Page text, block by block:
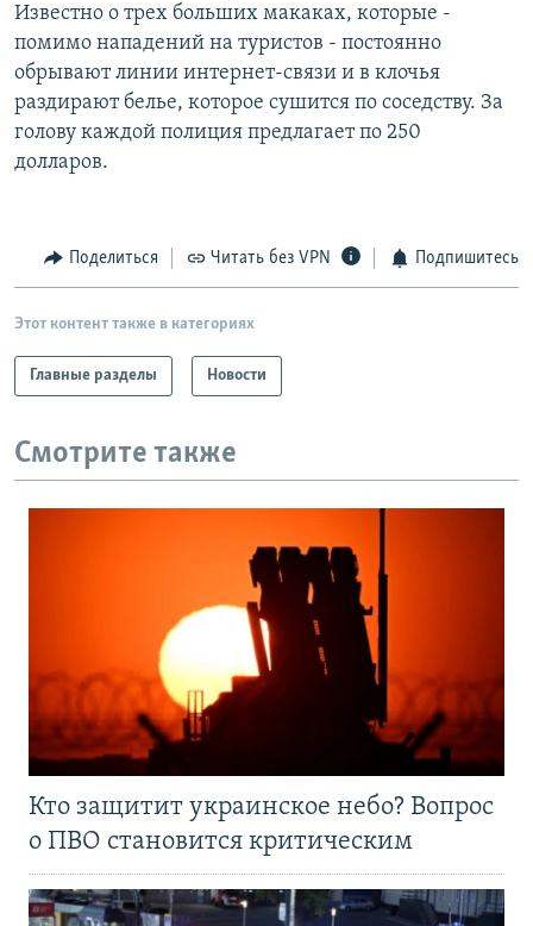
ПОДПИШИТЕСЬ НА РАССЫЛКУ
СОЦИАЛЬНЫЕ СЕТИ
Все сайты РСЕ/РС
Известно о трех больших макаках, которые -
помимо нападений на туристов - постоянно
обрывают линии интернет-связи и в клочья
раздирают белье, которое сушится по соседству. За
голову каждой полиция предлагает по 250
долларов.
Поделиться Читать без VPN Подпишитесь
Этот контент также в категориях
Главные разделы Новости
Смотрите также
Кто защитит украинское небо? Вопрос
о ПВО становится критическим